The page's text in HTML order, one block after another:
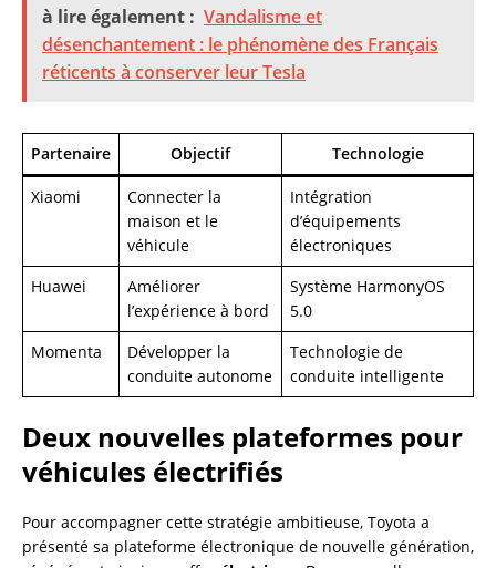
à lire également : Vandalisme et
désenchantement : le phénomène des Français
réticents à conserver leur Tesla
Partenaire Objectif Technologie
Xiaomi
Connecter la
maison et le
véhicule
Intégration
d’équipements
électroniques
Huawei
Améliorer
l’expérience à bord
Système HarmonyOS
5.0
Momenta
Développer la
conduite autonome
Technologie de
conduite intelligente
Deux nouvelles plateformes pour
véhicules électrifiés
Pour accompagner cette stratégie ambitieuse, Toyota a
présenté sa plateforme électronique de nouvelle génération,